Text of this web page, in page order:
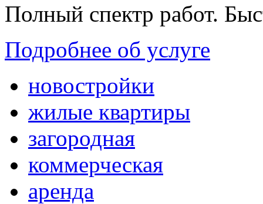
Полный спектр работ.
Подробнее об услуге
новостройки
жилые квартиры
загородная
коммерческая
аренда